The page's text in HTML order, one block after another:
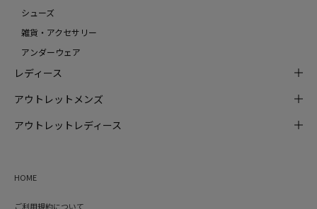
シューズ
雑貨・アクセサリー
アンダーウェア
レディース
アウトレットメンズ
アウトレットレディース
HOME
ご利用規約について